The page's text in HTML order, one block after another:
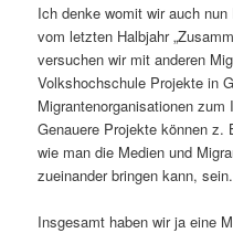
Ich denke womit wir auch
vom letzten Halbjahr
versuchen wir mit anderen
Volkshochschule Projekte in
Migrantenorganisationen
Genauere Projekte können z.
wie man die Medien und
zueinander bringen kann, sein.
Insgesamt haben wir ja eine